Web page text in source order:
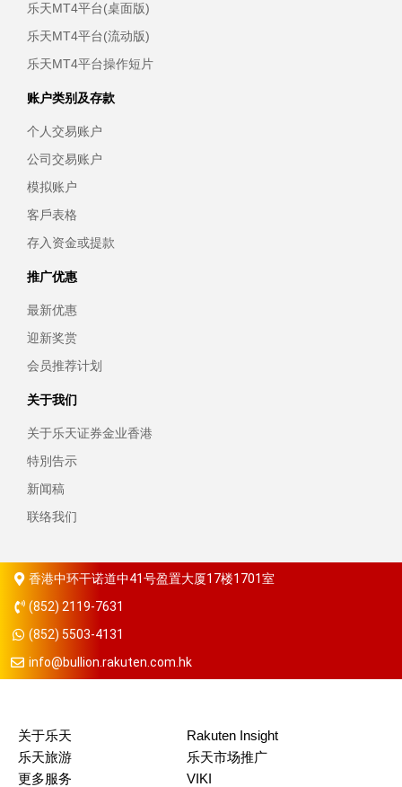
乐天MT4平台(桌面版)
乐天MT4平台(流动版)
乐天MT4平台操作短片
账户类别及存款
个人交易账户
公司交易账户
模拟账户
客戶表格
存入资金或提款
推广优惠
最新优惠
迎新奖赏
会员推荐计划
关于我们
关于乐天证券金业香港
特別告示
新闻稿
联络我们
香港中环干诺道中41号盈置大厦17楼1701室
(852) 2119-7631
(852) 5503-4131
info@bullion.rakuten.com.hk
关于乐天
Rakuten Insight
乐天旅游
乐天市场推广
更多服务
VIKI